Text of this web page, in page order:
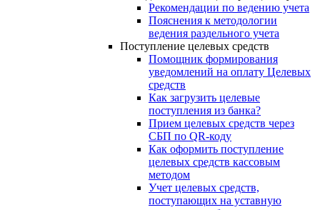
Рекомендации по ведению учета
Пояснения к методологии
ведения раздельного учета
Поступление целевых средств
Помощник формирования
уведомлений на оплату Целевых
средств
Как загрузить целевые
поступления из банка?
Прием целевых средств через
СБП по QR-коду
Как оформить поступление
целевых средств кассовым
методом
Учет целевых средств,
поступающих на уставную